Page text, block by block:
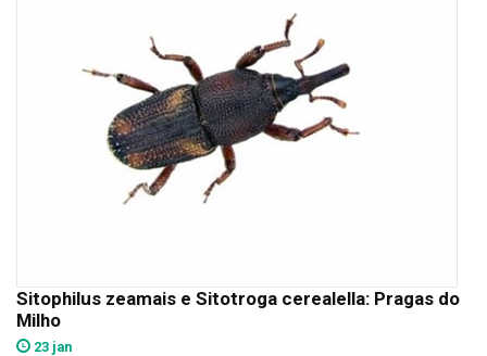
Sitophilus zeamais e Sitotroga cerealella: Pragas do
Milho
23 jan